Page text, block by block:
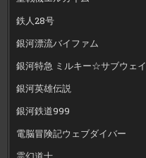
鉄人28号
銀河漂流バイファム
銀河特急 ミルキー☆サブウェイ
銀河英雄伝説
銀河鉄道999
電脳冒険記ウェブダイバー